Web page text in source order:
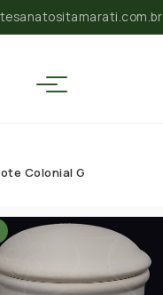
Colonial G